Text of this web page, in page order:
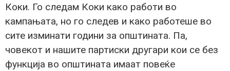
Коки. Го следам Коки како работи во
кампањата, но го следев и како работеше во
сите изминати години за општината. Па,
човекот и нашите партиски другари кои се без
функција во општината имаат повеќе